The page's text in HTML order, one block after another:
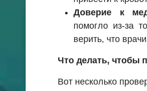
Доверие к
помогло из-за
верить, что
Что делать, чтобы
Вот несколько